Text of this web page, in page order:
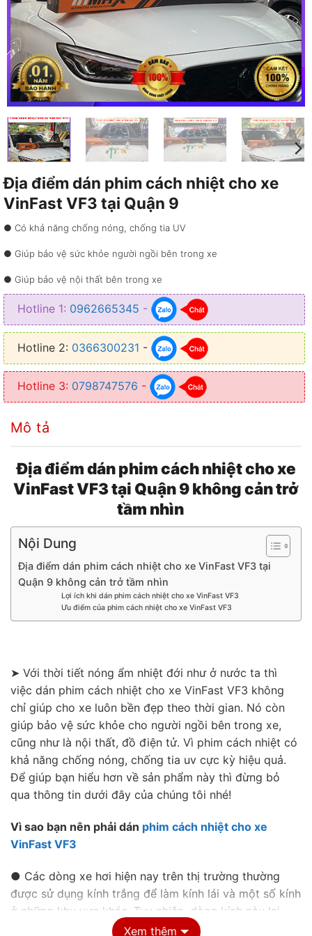
Địa điểm dán phim cách nhiệt cho xe
VinFast VF3 tại Quận 9
● Có khả năng chống nóng, chống tia UV
● Giúp bảo vệ sức khỏe người ngồi bên trong xe
● Giúp bảo vệ nội thất bên trong xe
● Giúp xe có thể tiết kiệm năng lượng
● Tạo một không gian riêng tư cho người ngồi bên trong xe
● Thiết kế mỏng nhẹ, trong suốt không cản trở tầm nhìn
Hotline 1: 0962665345 -
Hotline 2: 0366300231 -
Hotline 3: 0798747576 -
Mô tả
Địa điểm dán phim cách nhiệt cho xe
VinFast VF3 tại Quận 9 không cản trở
tầm nhìn
Nội Dung
Địa điểm dán phim cách nhiệt cho xe VinFast VF3 tại
Quận 9 không cản trở tầm nhìn
Lợi ích khi dán phim cách nhiệt cho xe VinFast VF3
Ưu điểm của phim cách nhiệt cho xe VinFast VF3
➤ Với thời tiết nóng ẩm nhiệt đới như ở nước ta thì
việc dán phim cách nhiệt cho xe VinFast VF3 không
chỉ giúp cho xe luôn bền đẹp theo thời gian. Nó còn
giúp bảo vệ sức khỏe cho người ngồi bên trong xe,
cũng như là nội thất, đồ điện tử. Vì phim cách nhiệt có
khả năng chống nóng, chống tia uv cực kỳ hiệu quả.
Để giúp bạn hiểu hơn về sản phẩm này thì đừng bỏ
qua thông tin dưới đây của chúng tôi nhé!
Vì sao bạn nên phải dán phim cách nhiệt cho xe
VinFast VF3
● Các dòng xe hơi hiện nay trên thị trường thường
được sử dụng kính trắng để làm kính lái và một số kính
ở những khu vực khác. Tuy nhiên, dòng kính này lại
không có khả năng chống nắng cũng như là không cản
Xem thêm